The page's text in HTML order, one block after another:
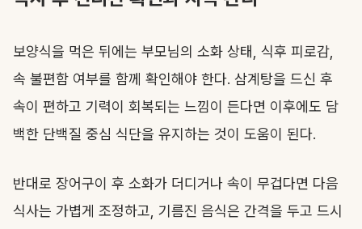
보양식을 먹은 뒤에는 부모님의 소화 상태, 식후 피로감,
속 불편함 여부를 함께 확인해야 한다. 삼계탕을 드신 후
속이 편하고 기력이 회복되는 느낌이 든다면 이후에도 담
백한 단백질 중심 식단을 유지하는 것이 도움이 된다.
반대로 장어구이 후 소화가 더디거나 속이 무겁다면 다음
식사는 가볍게 조정하고, 기름진 음식은 간격을 두고 드시